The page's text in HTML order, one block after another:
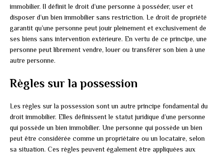
immobilier. Il définit le droit d’une personne à posséder, user et
disposer d’un bien immobilier sans restriction. Le droit de propriété
garantit qu’une personne peut jouir pleinement et exclusivement de
ses biens sans intervention extérieure. En vertu de ce principe, une
personne peut librement vendre, louer ou transférer son bien à une
autre personne.
Règles sur la possession
Les règles sur la possession sont un autre principe fondamental du
droit immobilier. Elles définissent le statut juridique d’une personne
qui possède un bien immobilier. Une personne qui possède un bien
peut être considérée comme un propriétaire ou un locataire, selon
sa situation. Ces règles peuvent également être appliquées aux